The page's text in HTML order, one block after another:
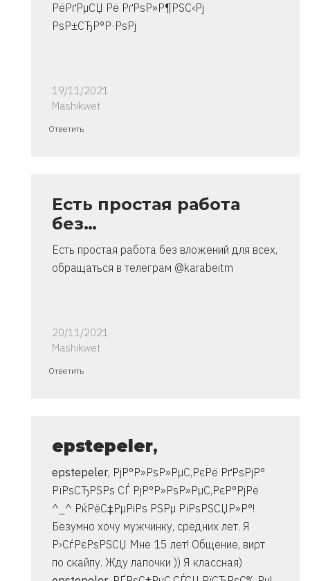
РёРґРµСЏ Рё РґРѕР»Р¶РЅС‹Рј
РѕР±СЂР°Р·РѕРј
19/11/2021
Mashikwet
Ответ
очень
от
Ответить
Есть простая работа
без…
Есть простая работа без вложений для всех,
обращаться в телеграм @karabeitm
20/11/2021
Mashikwet
Ответ
очень
от
Владимир
Ответить
epstepeler,
epstepeler, РјР°Р»РѕР»РµС‚РєРё РґРѕРјР°
РїРѕСЂРЅРѕ СЃ РјР°Р»РѕР»РµС‚РєР°РјРё
^_^ РќРёС‡РµРіРѕ РЅРµ РїРѕРЅСЏР»Р°!
Безумно хочу мужчинку, средних лет. Я
Р›СѓРєРѕРЅСЏ Мне 15 лет! Общение, вирт
по скайпу. Жду лапочки )) Я классная)